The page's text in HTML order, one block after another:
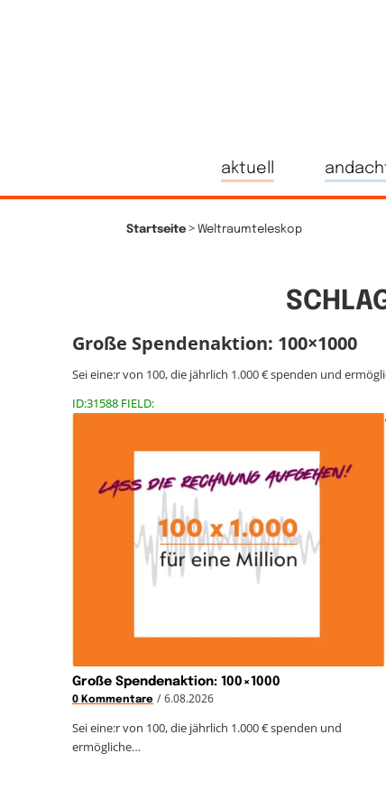
aktuell
Startseite > Weltraumteleskop
Große Spendenaktion: 100×1000
Sei eine:r von 100, die jährlich 1.000 € spenden und
ID:31588 FIELD:
Große Spendenaktion: 100×1000
0 Kommentare / 6.08.2026
Sei eine:r von 100, die jährlich 1.000 € spenden und
ermögliche…